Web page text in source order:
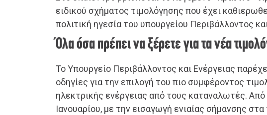
ειδικού σχήματος τιμολόγησης που έχει
πολιτική ηγεσία του υπουργείου Περιβάλλοντος
Όλα όσα πρέπει να ξέρετε για τα νέα
Το Υπουργείο Περιβάλλοντος και Ενέργειας
οδηγίες για την επιλογή του πιο συμφέροντος
ηλεκτρικής ενέργειας από τους καταναλωτές. Από
Ιανουαρίου, με την εισαγωγή ενιαίας σήμανσης στα